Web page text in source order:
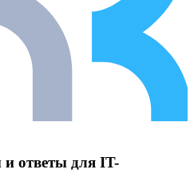
ответы для IT-